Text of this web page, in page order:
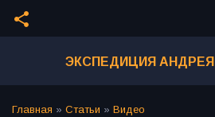
share
ЭКСПЕДИЦИЯ
Главная » Статьи » Видео